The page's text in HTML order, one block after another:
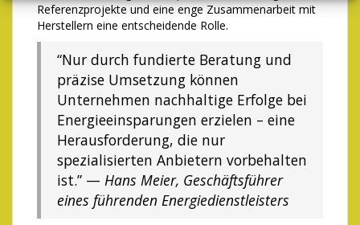
Referenzprojekte und eine enge Zusammenarbeit mit
Herstellern eine entscheidende Rolle.
“Nur durch fundierte Beratung und
präzise Umsetzung können
Unternehmen nachhaltige Erfolge bei
Energieeinsparungen erzielen – eine
Herausforderung, die nur
spezialisierten Anbietern vorbehalten
ist.” — Hans Meier, Geschäftsführer
eines führenden Energiedienstleisters